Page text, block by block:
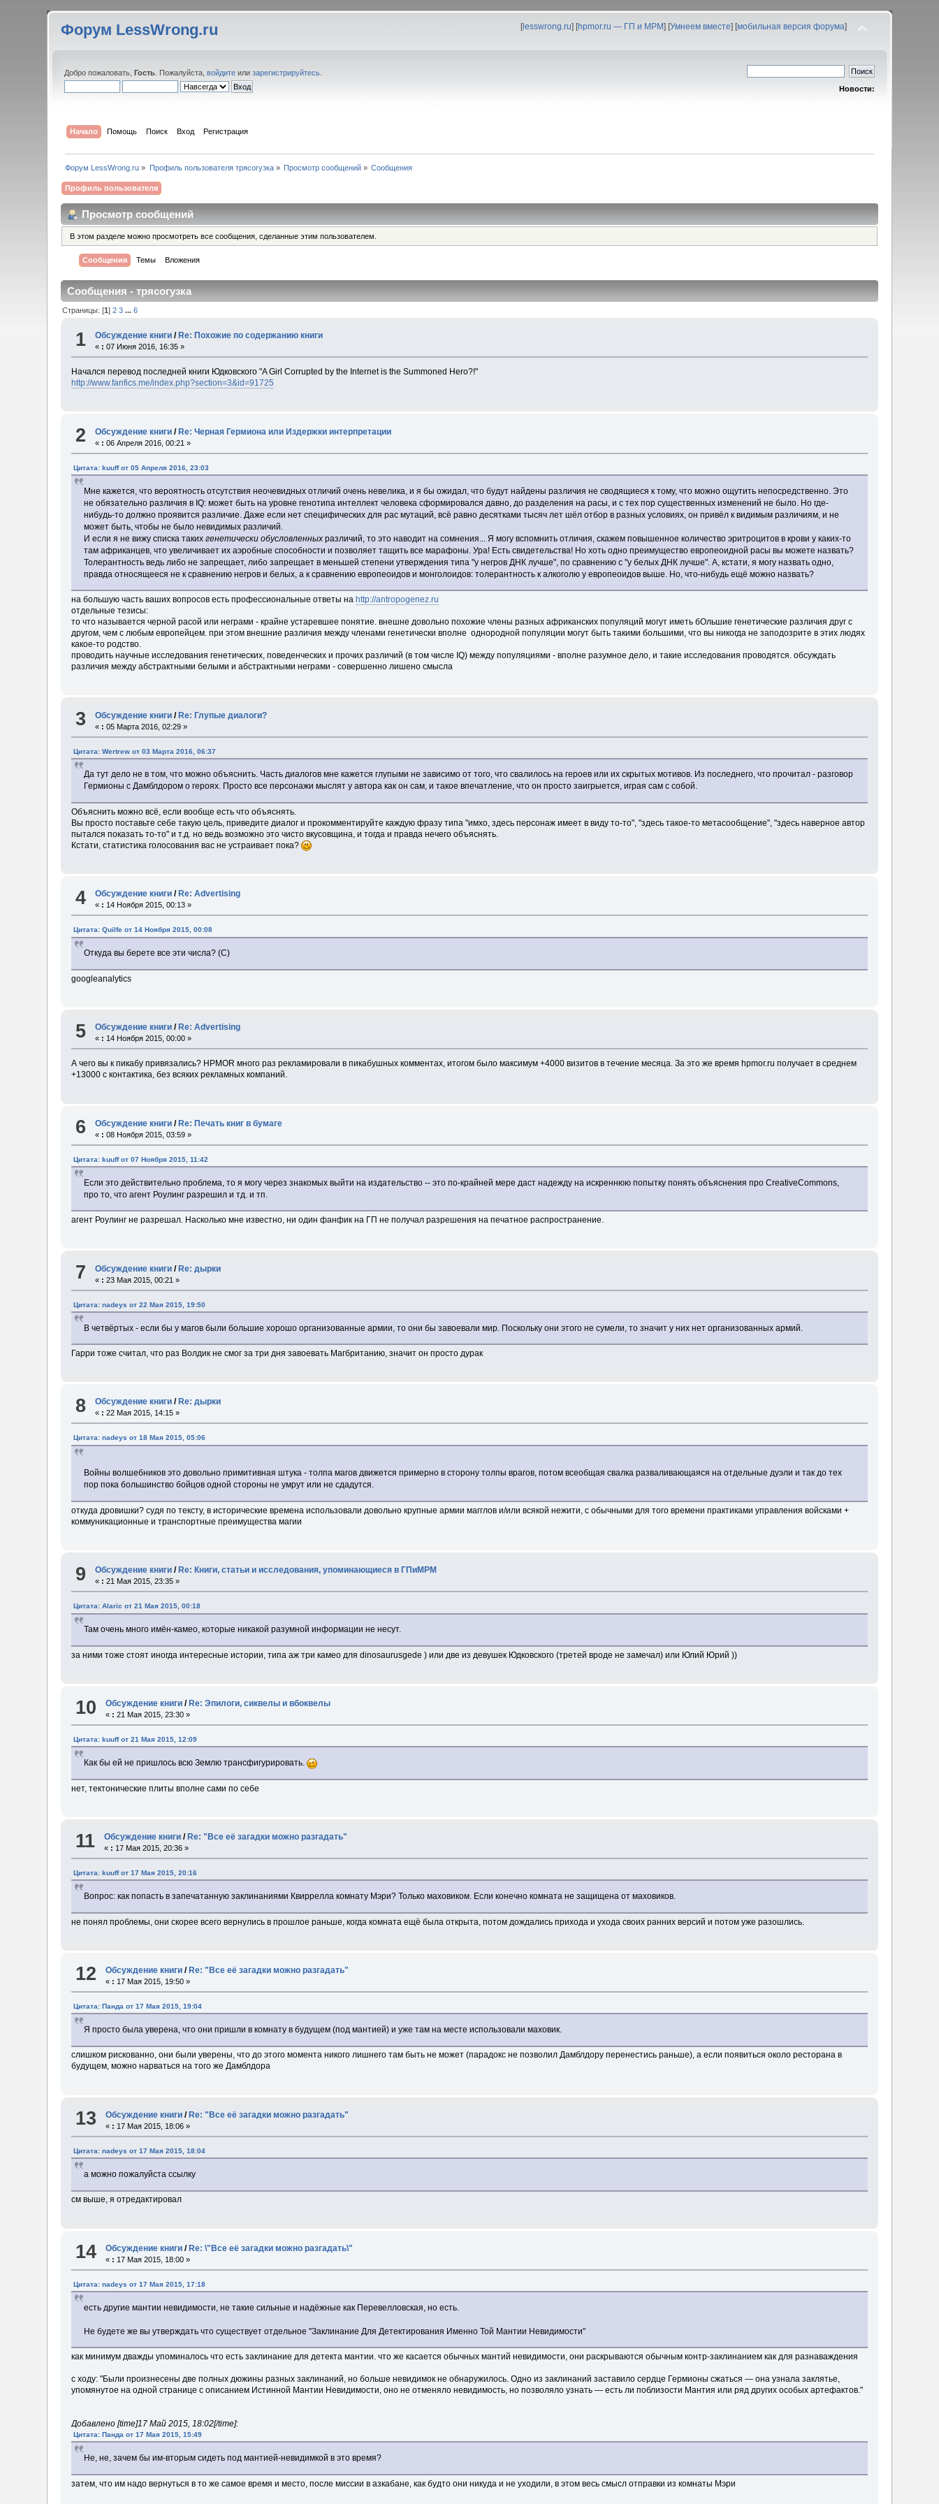
Форум LessWrong.ru [lesswrong.ru] [hpmor.ru — ГП и МРМ] [Умнеем вместе] [мобильная версия форума]
Добро пожаловать,Гость . Пожалуйста,войдите илизарегистрируйтесь
Новости:
Начало Помощь Поиск Вход Регистрация
Форум LessWrong.ru » Профиль пользователя трясогузка» Просмотр сообщений » Сообщения
Профиль пользователя
Просмотр сообщений
В этом разделе можно просмотреть все сообщения, сделанные этим пользователем.
Сообщения Темы Вложения
Сообщения - трясогузка
Страницы: [1]2 3 ...6
1 Обсуждение книги / Re: Похожие по содержанию книги
« : 07 Июня 2016, 16:35 »
Начался перевод последней книги Юдковского "A Girl Corrupted by the Internet is the Summoned Hero?!"
http://www.fanfics.me/index.php?section=3&id=91725
2 Обсуждение книги /Re: Черная Гермиона или Издержки интерпретации
« : 06 Апреля 2016, 00:21 »
Цитата: kuuff от 05 Апреля 2016, 23:03
Мне кажется, что вероятность отсутствия неочевидных отличий очень невелика, и я бы ожидал, что будут найдены различия не сводящиеся к тому, что можно ощутить непосредственно. Это
не обязательно различия в IQ: может быть на уровне генотипа интеллект человека сформировался давно, до разделения на расы, и с тех пор существенных изменений не было. Но где-
нибудь-то должно проявится различие. Даже если нет специфических для рас мутаций, всё равно десятками тысяч лет шёл отбор в разных условиях, он привёл к видимым различиям, и не
может быть, чтобы не было невидимых различий.
И если я не вижу списка таких генетически обусловленныхразличий, то это наводит на сомнения... Я могу вспомнить отличия, скажем повышенное количество эритроцитов в крови у каких-то
там африканцев, что увеличивает их аэробные способности и позволяет тащить все марафоны. Ура! Есть свидетельства! Но хоть одно преимущество европеоидной расы вы можете назвать?
Толерантность ведь либо не запрещает, либо запрещает в меньшей степени утверждения типа "у негров ДНК лучше", по сравнению с "у белых ДНК лучше". А, кстати, я могу назвать одно,
правда относящееся не к сравнению негров и белых, а к сравнению европеоидов и монголоидов: толерантность к алкоголю у европеоидов выше. Но, что-нибудь ещё можно назвать?
на большую часть ваших вопросов есть профессиональные ответы на http://antropogenez.ru
отдельные тезисы:
то что называется черной расой или неграми - крайне устаревшее понятие. внешне довольно похожие члены разных африканских популяций могут иметь бОльшие генетические различия друг с
другом, чем с любым европейцем. при этом внешние различия между членами генетически вполне однородной популяции могут быть такими большими, что вы никогда не заподозрите в этих людях
какое-то родство.
проводить научные исследования генетических, поведенческих и прочих различий (в том числе IQ) между популяциями - вполне разумное дело, и такие исследования проводятся. обсуждать
различия между абстрактными белыми и абстрактными неграми - совершенно лишено смысла
3 Обсуждение книги /Re: Глупые диалоги?
« : 05 Марта 2016, 02:29 »
Цитата: Wertrew от 03 Марта 2016, 06:37
Да тут дело не в том, что можно объяснить. Часть диалогов мне кажется глупыми не зависимо от того, что свалилось на героев или их скрытых мотивов. Из последнего, что прочитал - разговор
Гермионы с Дамблдором о героях. Просто все персонажи мыслят у автора как он сам, и такое впечатление, что он просто заигрыется, играя сам с собой.
Объяснить можно всё, если вообще есть что объяснять.
Вы просто поставьте себе такую цель, приведите диалог и прокомментируйте каждую фразу типа "имхо, здесь персонаж имеет в виду то-то", "здесь такое-то метасообщение", "здесь наверное автор
пытался показать то-то" и т.д. но ведь возможно это чисто вкусовщина, и тогда и правда нечего объяснять.
Кстати, статистика голосования вас не устраивает пока?
4 Обсуждение книги / Re: Advertising
« : 14 Ноября 2015, 00:13 »
Цитата: Quilfe от 14 Ноября 2015, 00:08
Откуда вы берете все эти числа? (С)
googleanalytics
5 Обсуждение книги / Re: Advertising
« : 14 Ноября 2015, 00:00 »
А чего вы к пикабу привязались? HPMOR много раз рекламировали в пикабушных комментах, итогом было максимум +4000 визитов в течение месяца. За это же время hpmor.ru получает в среднем
+13000 с контактика, без всяких рекламных компаний.
6 Обсуждение книги /Re: Печать книг в бумаге
« : 08 Ноября 2015, 03:59 »
Цитата: kuuff от 07 Ноября 2015, 11:42
Если это действительно проблема, то я могу через знакомых выйти на издательство -- это по-крайней мере даст надежду на искреннюю попытку понять объяснения про CreativeCommons,
про то, что агент Роулинг разрешил и тд. и тп.
агент Роулинг не разрешал. Насколько мне известно, ни один фанфик на ГП не получал разрешения на печатное распространение.
7 Обсуждение книги /Re: дырки
« : 23 Мая 2015, 00:21 »
Цитата: nadeys от 22 Мая 2015, 19:50
В четвёртых - если бы у магов были большие хорошо организованные армии, то они бы завоевали мир. Поскольку они этого не сумели, то значит у них нет организованных армий.
Гарри тоже считал, что раз Волдик не смог за три дня завоевать Магбританию, значит он просто дурак
8 Обсуждение книги / Re: дырки
« : 22 Мая 2015, 14:15 »
Цитата: nadeys от 18 Мая 2015, 05:06
Войны волшебников это довольно примитивная штука - толпа магов движется примерно в сторону толпы врагов, потом всеобщая свалка разваливающаяся на отдельные дуэли и так до тех
пор пока большинство бойцов одной стороны не умрут или не сдадутся.
откуда дровишки? судя по тексту, в исторические времена использовали довольно крупные армии магглов и/или всякой нежити, с обычными для того времени практиками управления войсками +
коммуникационные и транспортные преимущества магии
9 Обсуждение книги / Re: Книги, статьи и исследования, упоминающиеся в ГПиМРМ
« : 21 Мая 2015, 23:35 »
Цитата: Alaric от 21 Мая 2015, 00:18
Там очень много имён-камео, которые никакой разумной информации не несут.
за ними тоже стоят иногда интересные истории, типа аж три камео для dinosaurusgede ) или две из девушек Юдковского (третей вроде не замечал) или Юлий Юрий ))
10 Обсуждение книги / Re: Эпилоги, сиквелы и вбоквелы
« : 21 Мая 2015, 23:30 »
Цитата: kuuff от 21 Мая 2015, 12:09
Как бы ей не пришлось всю Землю трансфигурировать.
нет, тектонические плиты вполне сами по себе
11 Обсуждение книги / Re: "Все её загадки можно разгадать"
« : 17 Мая 2015, 20:36 »
Цитата: kuuff от 17 Мая 2015, 20:16
Вопрос: как попасть в запечатанную заклинаниями Квиррелла комнату Мэри? Только маховиком. Если конечно комната не защищена от маховиков.
не понял проблемы, они скорее всего вернулись в прошлое раньше, когда комната ещё была открыта, потом дождались прихода и ухода своих ранних версий и потом уже разошлись.
12 Обсуждение книги / Re: "Все её загадки можно разгадать"
« : 17 Мая 2015, 19:50 »
Цитата: Панда от 17 Мая 2015, 19:04
Я просто была уверена, что они пришли в комнату в будущем (под мантией) и уже там на месте использовали маховик.
слишком рискованно, они были уверены, что до этого момента никого лишнего там быть не может (парадокс не позволил Дамблдору перенестись раньше), а если появиться около ресторана в
будущем, можно нарваться на того же Дамблдора
13 Обсуждение книги /Re: "Все её загадки можно разгадать"
« : 17 Мая 2015, 18:06 »
Цитата: nadeys от 17 Мая 2015, 18:04
а можно пожалуйста ссылку
см выше, я отредактировал
14 Обсуждение книги /Re: \"Все её загадки можно разгадать\"
« : 17 Мая 2015, 18:00 »
Цитата: nadeys от 17 Мая 2015, 17:18
есть другие мантии невидимости, не такие сильные и надёжные как Перевелловская, но есть.
Не будете же вы утверждать что существует отдельное "Заклинание Для Детектирования Именно Той Мантии Невидимости"
как минимум дважды упоминалось что есть заклинание для детекта мантии. что же касается обычных мантий невидимости, они раскрываются обычным контр-заклинанием как для разнаваждения
с ходу: "Были произнесены две полных дюжины разных заклинаний, но больше невидимок не обнаружилось. Одно из заклинаний заставило сердце Гермионы сжаться — она узнала заклятье,
упомянутое на одной странице с описанием Истинной Мантии Невидимости, оно не отменяло невидимость, но позволяло узнать — есть ли поблизости Мантия или ряд других особых артефактов."
Добавлено [time]17 Май 2015, 18:02[/time]:
Цитата: Панда от 17 Мая 2015, 15:49
Не, не, зачем бы им-вторым сидеть под мантией-невидимкой в это время?
затем, что им надо вернуться в то же самое время и место, после миссии в азкабане, как будто они никуда и не уходили, в этом весь смысл отправки из комнаты Мэри